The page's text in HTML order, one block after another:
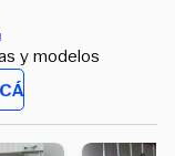
y modelos